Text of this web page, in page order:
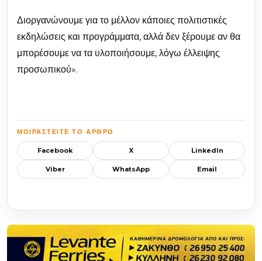
Διοργανώνουμε για το μέλλον κάποιες πολιτιστικές
εκδηλώσεις και προγράμματα, αλλά δεν ξέρουμε αν θα
μπορέσουμε να τα υλοποιήσουμε, λόγω έλλειψης
προσωπικού».
ΜΟΙΡΑΣΤΕΊΤΕ ΤΟ ΆΡΘΡΟ
Facebook X LinkedIn
Viber WhatsApp Email